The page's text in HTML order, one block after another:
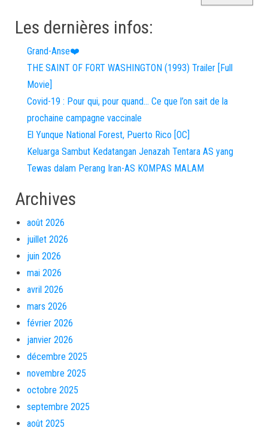
Les dernières infos:
Grand-Anse❤️
THE SAINT OF FORT WASHINGTON (1993) Trailer [Full
Movie]
Covid-19 : Pour qui, pour quand… Ce que l’on sait de la
prochaine campagne vaccinale
El Yunque National Forest, Puerto Rico [OC]
Keluarga Sambut Kedatangan Jenazah Tentara AS yang
Tewas dalam Perang Iran-AS KOMPAS MALAM
Archives
août 2026
juillet 2026
juin 2026
mai 2026
avril 2026
mars 2026
février 2026
janvier 2026
décembre 2025
novembre 2025
octobre 2025
septembre 2025
août 2025